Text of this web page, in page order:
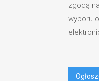
zgodą
wyboru